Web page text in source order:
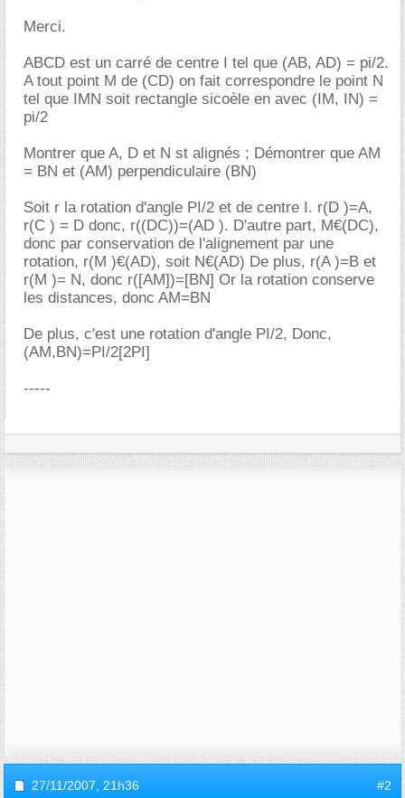
Merci.
ABCD est un carré de centre I tel que (AB, AD) = pi/2.
A tout point M de (CD) on fait correspondre le point N
tel que IMN soit rectangle sicoèle en avec (IM, IN) =
pi/2
Montrer que A, D et N st alignés ; Démontrer que AM
= BN et (AM) perpendiculaire (BN)
Soit r la rotation d'angle PI/2 et de centre I. r(D )=A,
r(C ) = D donc, r((DC))=(AD ). D'autre part, M€(DC),
donc par conservation de l'alignement par une
rotation, r(M )€(AD), soit N€(AD) De plus, r(A )=B et
r(M )= N, donc r([AM])=[BN] Or la rotation conserve
les distances, donc AM=BN
De plus, c'est une rotation d'angle PI/2, Donc,
(AM,BN)=PI/2[2PI]
-----
27/11/2007, 21h36 #2